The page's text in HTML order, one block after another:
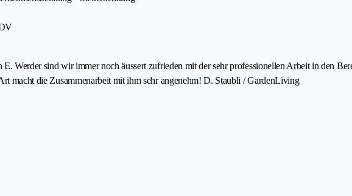
Werder sind wir immer noch äussert zufrieden mit der sehr professionellen Arbeit in den
macht die Zusammenarbeit mit ihm sehr angenehm! D. Staubli / GardenLiving